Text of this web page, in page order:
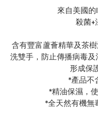
來自美國的
殺菌+
含有豐富蘆薈精華及茶
洗雙手，防止傳播病毒
形成保
*產品不
*精油保濕，
*全天然有機無